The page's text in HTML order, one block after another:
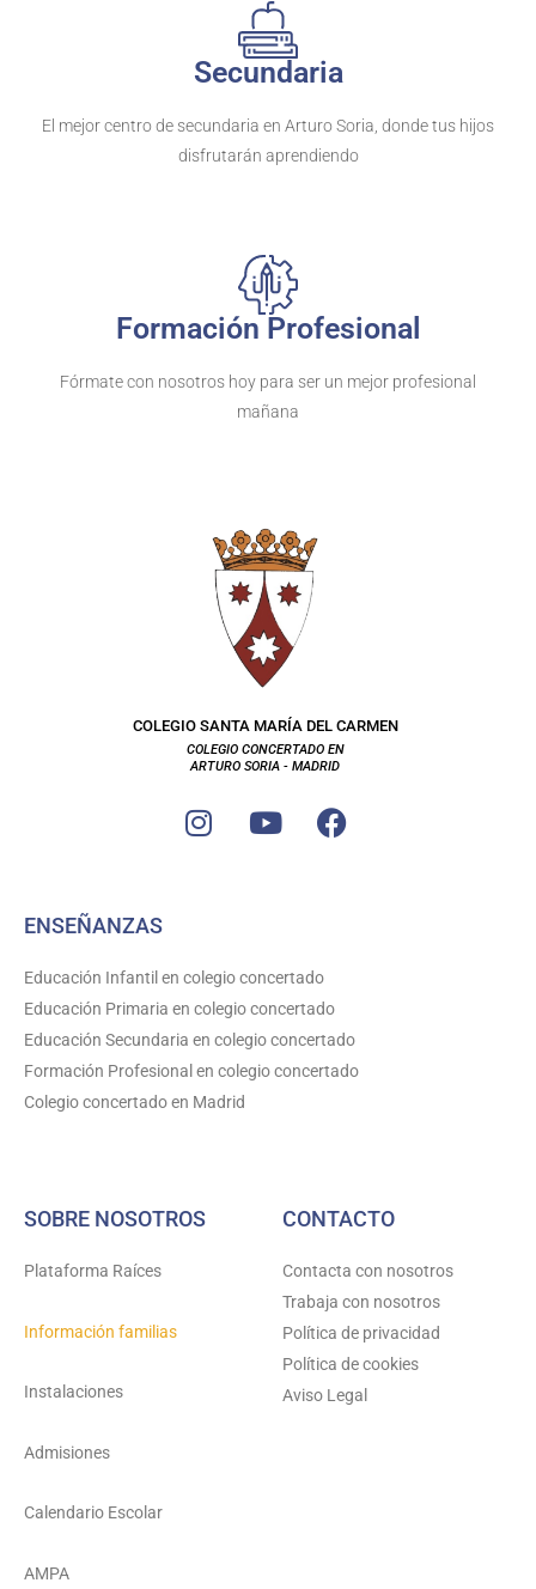
Secundaria
El mejor centro de secundaria en Arturo Soria, donde tus hijos
disfrutarán aprendiendo
Formación Profesional
Fórmate con nosotros hoy para ser un mejor profesional
mañana
COLEGIO SANTA MARÍA DEL CARMEN
COLEGIO CONCERTADO EN
ARTURO SORIA - MADRID
I
n
g
r
a
m
Y
o
e
F
a
k
ENSEÑANZAS
Educación Infantil en colegio concertado
Educación Primaria en colegio concertado
Educación Secundaria en colegio concertado
Formación Profesional en colegio concertado
Colegio concertado en Madrid
SOBRE NOSOTROS
Plataforma Raíces
Información familias
Instalaciones
Admisiones
Calendario Escolar
AMPA
CONTACTO
Contacta con nosotros
Trabaja con nosotros
Política de privacidad
Política de cookies
Aviso Legal